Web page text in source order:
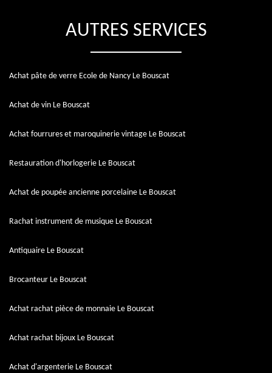
AUTRES SERVICES
Achat pâte de verre Ecole de Nancy Le Bouscat
Achat de vin Le Bouscat
Achat fourrures et maroquinerie vintage Le Bouscat
Restauration d'horlogerie Le Bouscat
Achat de poupée ancienne porcelaine Le Bouscat
Rachat instrument de musique Le Bouscat
Antiquaire Le Bouscat
Brocanteur Le Bouscat
Achat rachat pièce de monnaie Le Bouscat
Achat rachat bijoux Le Bouscat
Achat d'argenterie Le Bouscat